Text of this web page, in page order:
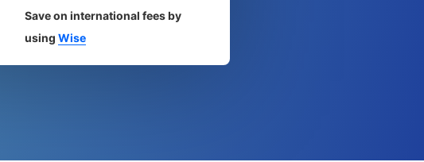
Save on international fees by
using Wise